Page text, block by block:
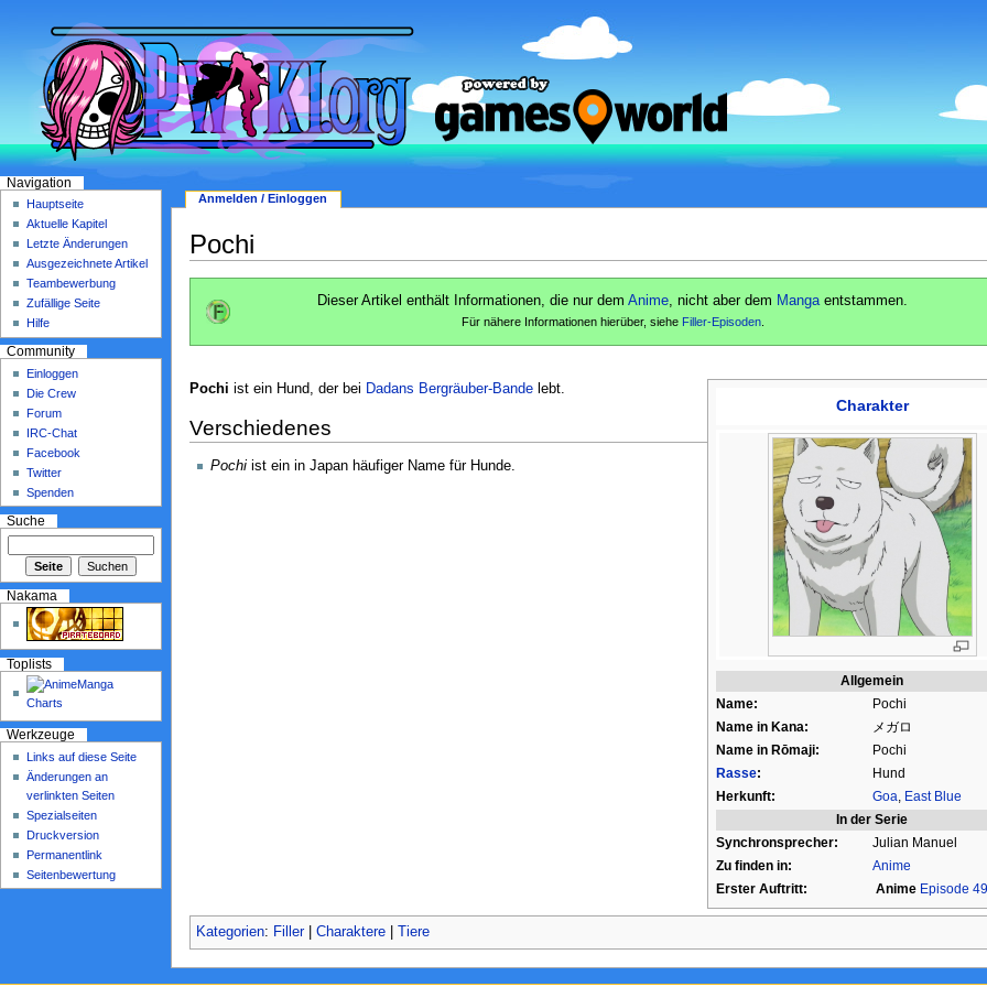
Pochi
Dieser Artikel enthält Informationen, die nur demAnime , nicht aber dem Manga entstammen.
Für nähere Informationen hierüber, siehe Filler-Episoden.
Charakter
Allgemein
Name:
Pochi
Name in Kana:
メガロ
Name in Rōmaji:
Pochi
Rasse:
Hund
Herkunft:
Goa, East Blue
In der Serie
Synchronsprecher:
Julian Manuel
Zu finden in:
Anime
Erster Auftritt:
Anime Episode
Pochi ist ein Hund, der bei Dadans Bergräuber-Bandelebt.
Verschiedenes
Pochiist ein in Japan häufiger Name für Hunde.
Kategorien: Filler| Charaktere| Tiere
Anmelden / Einloggen
Navigation
Hauptseite
Aktuelle Kapitel
Letzte Änderungen
Ausgezeichnete Artikel
Teambewerbung
Zufällige Seite
Hilfe
Community
Einloggen
Die Crew
Forum
IRC-Chat
Facebook
Twitter
Spenden
Suche
Nakama
Toplists
Werkzeuge
Links auf diese Seite
Änderungen an
verlinkten Seiten
Spezialseiten
Druckversion
Permanentlink
Seitenbewertung